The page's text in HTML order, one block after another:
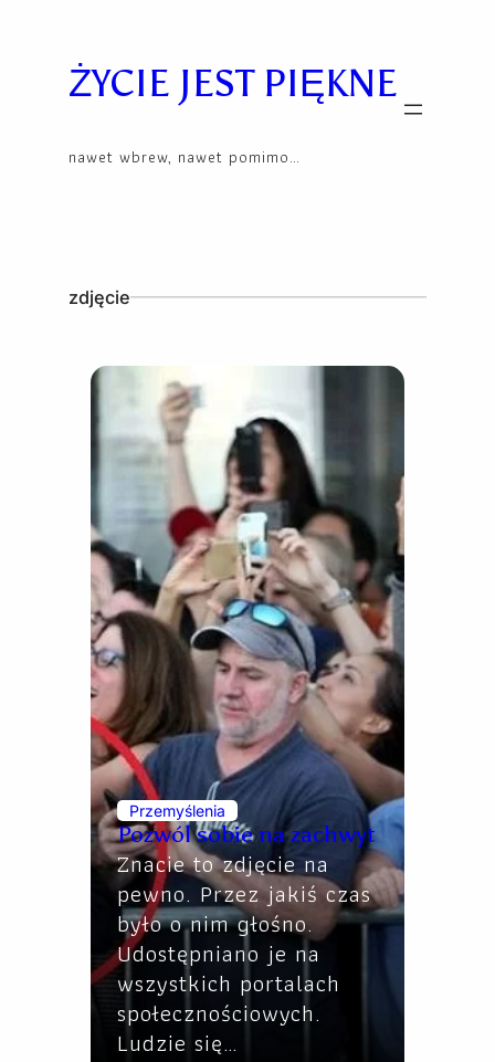
contentŻYCIE JEST PIĘKNE
nawet wbrew, nawet pomimo…
zdjęcie
Przemyślenia
Pozwól sobie na zachwyt
Znacie to zdjęcie na
pewno. Przez jakiś czas
było o nim głośno.
Udostępniano je na
wszystkich portalach
społecznościowych.
Ludzie się…